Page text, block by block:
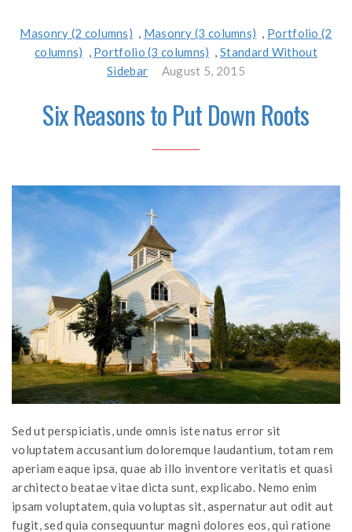
Masonry (2 columns) , Masonry (3 columns) , Portfolio (2
columns) , Portfolio (3 columns) ,Standard Without
Sidebar
August 5, 2015
Six Reasons to Put Down Roots
Sed ut perspiciatis, unde omnis iste natus error sit
voluptatem accusantium doloremque laudantium, totam rem
aperiam eaque ipsa, quae ab illo inventore veritatis et quasi
architecto beatae vitae dicta sunt, explicabo. Nemo enim
ipsam voluptatem, quia voluptas sit, aspernatur aut odit aut
fugit, sed quia consequuntur magni dolores eos, qui ratione